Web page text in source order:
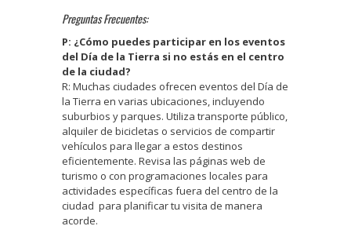
Preguntas Frecuentes:
P: ¿Cómo puedes participar en los eventos
del Día de la Tierra si no estás en el centro
de la ciudad?
R: Muchas ciudades ofrecen eventos del Día de
la Tierra en varias ubicaciones, incluyendo
suburbios y parques. Utiliza transporte público,
alquiler de bicicletas o servicios de compartir
vehículos para llegar a estos destinos
eficientemente. Revisa las páginas web de
turismo o con programaciones locales para
actividades específicas fuera del centro de la
ciudad para planificar tu visita de manera
acorde.